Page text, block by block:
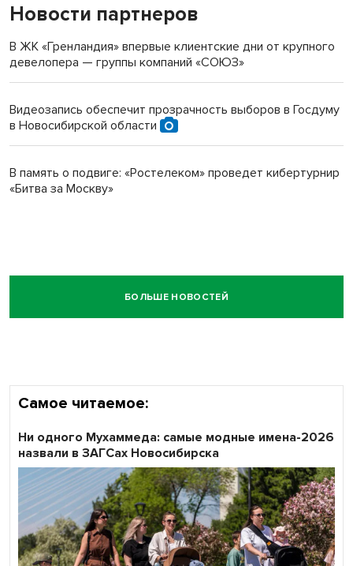
Новости партнеров
В ЖК «Гренландия» впервые клиентские дни от крупного
девелопера — группы компаний «СОЮЗ»
Видеозапись обеспечит прозрачность выборов в Госдуму
в Новосибирской области
В память о подвиге: «Ростелеком» проведет кибертурнир
«Битва за Москву»
БОЛЬШЕ НОВОСТЕЙ
Самое читаемое:
Ни одного Мухаммеда: самые модные имена-2026
назвали в ЗАГСах Новосибирска